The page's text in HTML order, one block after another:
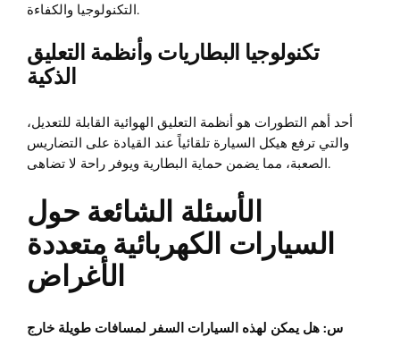
التكنولوجيا والكفاءة.
تكنولوجيا البطاريات وأنظمة التعليق
الذكية
أحد أهم التطورات هو أنظمة التعليق الهوائية القابلة للتعديل،
والتي ترفع هيكل السيارة تلقائياً عند القيادة على التضاريس
الصعبة، مما يضمن حماية البطارية ويوفر راحة لا تضاهى.
الأسئلة الشائعة حول
السيارات الكهربائية متعددة
الأغراض
س: هل يمكن لهذه السيارات السفر لمسافات طويلة خارج